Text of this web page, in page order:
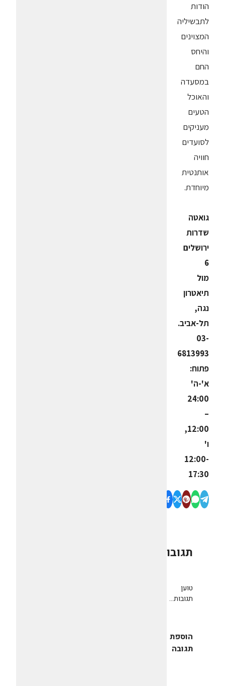
הודות
לתבשיליה
המצוינים
והיחס
החם
במסעדה
והאוכל
הטעים
מעניקים
לסועדים
חוויה
אותנטית
מיוחדת.
גואטה
שדרות
ירושלים
6
מול
תיאטרון
נגה,
תל-אביב.
03-
6813993
פתוח:
א'-ה'
24:00
–
12:00,
ו'
12:00-
17:30
תגובות
טוען
תגובות...
הוספת
תגובה